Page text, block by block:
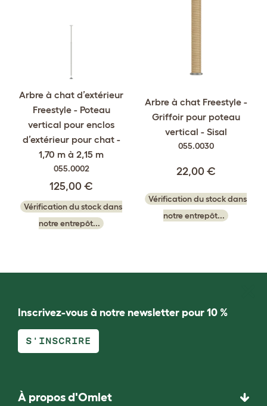
Arbre à chat d’extérieur
Freestyle - Poteau
vertical pour enclos
d’extérieur pour chat -
1,70 m à 2,15 m
055.0002
125,00 €
Vérification du stock dans
notre entrepôt...
Arbre à chat Freestyle -
Griffoir pour poteau
vertical - Sisal
055.0030
22,00 €
Vérification du stock dans
notre entrepôt...
Inscrivez-vous à notre newsletter pour 10 %
S'INSCRIRE
À propos d'Omlet